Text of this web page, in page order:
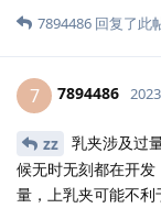
7894486 回复了此
7 7894486
zz
乳夹涉及过
候无时无刻都在开
量，上乳夹可能不